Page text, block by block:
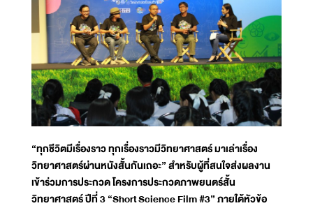
“ทุกชีวิตมีเรื่องราว ทุกเรื่องราวมีวิทยาศาสตร์ มาเล่าเรื่อง
วิทยาศาสตร์ผ่านหนังสั้นกันเถอะ” สำหรับผู้ที่สนใจส่งผลงาน
เข้าร่วมการประกวด โครงการประกวดภาพยนตร์สั้น
วิทยาศาสตร์ ปีที่ 3 “Short Science Film #3” ภายใต้หัวข้อ